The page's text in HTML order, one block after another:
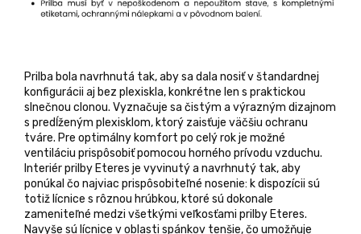
Prilba bola navrhnutá tak, aby sa dala nosiť v štandardnej
konfigurácii aj bez plexiskla, konkrétne len s praktickou
slnečnou clonou. Vyznačuje sa čistým a výrazným dizajnom
s predĺženým plexisklom, ktorý zaisťuje väčšiu ochranu
tváre. Pre optimálny komfort po celý rok je možné
ventiláciu prispôsobiť pomocou horného prívodu vzduchu.
Interiér prilby Eteres je vyvinutý a navrhnutý tak, aby
ponúkal čo najviac prispôsobiteľné nosenie: k dispozícii sú
totiž lícnice s rôznou hrúbkou, ktoré sú dokonale
zameniteľné medzi všetkými veľkosťami prilby Eteres.
Navyše sú lícnice v oblasti spánkov tenšie, čo umožňuje